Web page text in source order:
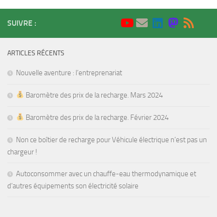
SUIVRE :
ARTICLES RÉCENTS
Nouvelle aventure : l’entreprenariat
Baromètre des prix de la recharge. Mars 2024
Baromètre des prix de la recharge. Février 2024
Non ce boîtier de recharge pour Véhicule électrique n’est pas un
chargeur !
Autoconsommer avec un chauffe-eau thermodynamique et
d’autres équipements son électricité solaire